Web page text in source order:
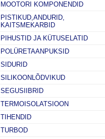
MOOTORI KOMPONENDID
PISTIKUD,ANDURID,
KAITSMEKARBID
PIHUSTID JA KÜTUSELATID
POLÜRETAANPUKSID
SIDURID
SILIKOONLÕDVIKUD
SEGUSIIBRID
TERMOISOLATSIOON
TIHENDID
TURBOD